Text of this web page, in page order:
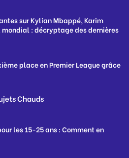
sur Kylian Mbappé, Karim
: décryptage des dernières
place en Premier League grâce
Chauds
les 15-25 ans : Comment en